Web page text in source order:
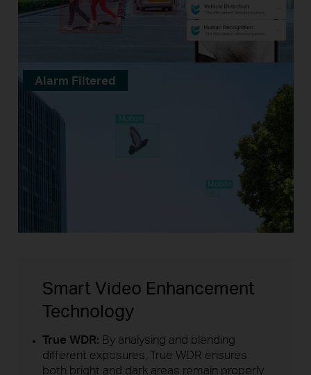
Alarm Filtered
Smart Video Enhancement
Technology
True WDR: By analysing and blending
different exposures, True WDR ensures
both bright and dark areas remain properly